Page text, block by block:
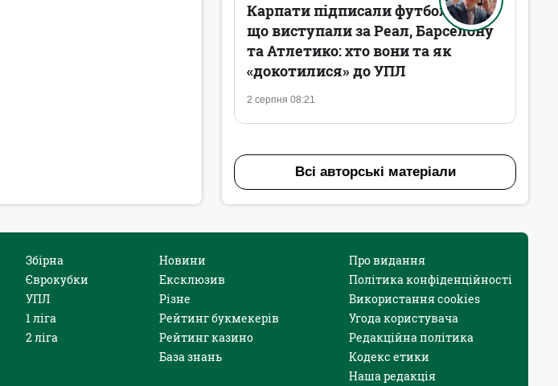
2 серпня 08:21
Карпати підписали футболістів,
що виступали за Реал, Барселону
та Атлетико: хто вони та як
«докотилися» до УПЛ
Всі авторські матеріали
Збірна
Єврокубки
УПЛ
1 ліга
2 ліга
Новини
Ексклюзив
Різне
Рейтинг букмекерів
Рейтинг казино
База знань
Про видання
Політика конфіденційності
Використання cookies
Угода користувача
Редакційна політика
Кодекс етики
Наша редакція